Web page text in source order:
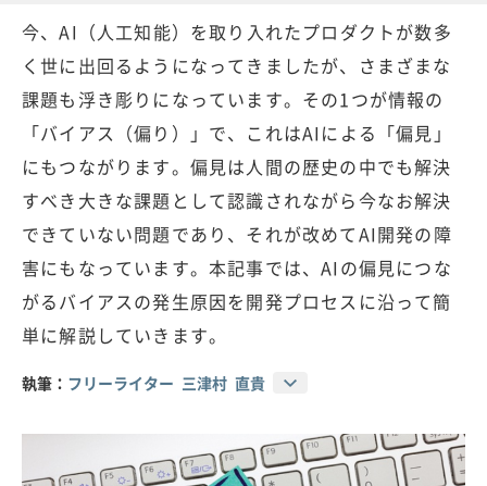
今、AI（人工知能）を取り入れたプロダクトが数多
く世に出回るようになってきましたが、さまざまな
課題も浮き彫りになっています。その1つが情報の
「バイアス（偏り）」で、これはAIによる「偏見」
にもつながります。偏見は人間の歴史の中でも解決
すべき大きな課題として認識されながら今なお解決
できていない問題であり、それが改めてAI開発の障
害にもなっています。本記事では、AIの偏見につな
がるバイアスの発生原因を開発プロセスに沿って簡
単に解説していきます。
執筆： フリーライター 三津村 直貴